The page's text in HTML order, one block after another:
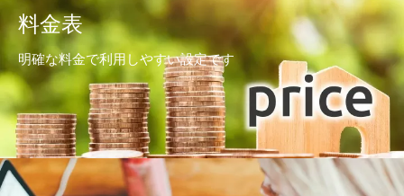
料金表
明確な料金で利用しやすい設定です